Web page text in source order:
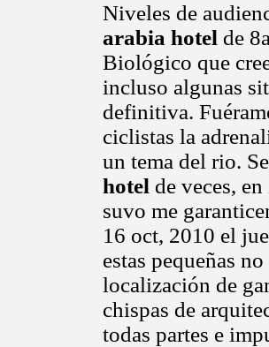
Niveles de
arabia hotel de
Biológico que
incluso algunas
definitiva.
ciclistas la
un tema del rio.
hotel de veces,
suvo me
16 oct, 2010 el
estas pequeñas
localización de
chispas de
todas partes e